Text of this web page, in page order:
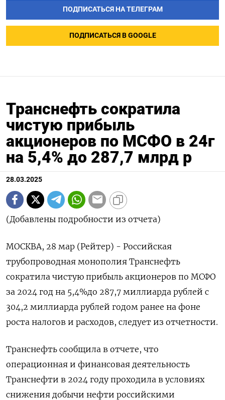
ПОДПИСАТЬСЯ НА ТЕЛЕГРАМ
ПОДПИСАТЬСЯ В GOOGLE
Транснефть сократила
чистую прибыль
акционеров по МСФО в 24г
на 5,4% до 287,7 млрд р
28.03.2025
(Добавлены подробности из отчета)
МОСКВА, 28 мар (Рейтер) - Российская
трубопроводная монополия Транснефть
сократила чистую прибыль акционеров по МСФО
за 2024 год на 5,4%до 287,7 миллиарда рублей с
304,2 миллиарда рублей годом ранее на фоне
роста налогов и расходов, следует из отчетности.
Транснефть сообщила в отчете, что
операционная и финансовая деятельность
Транснефти в 2024 году проходила в условиях
снижения добычи нефти российскими